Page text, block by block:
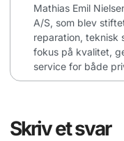
Mathias Emil
A/S, som blev
reparation, teknisk
fokus på kvalitet,
service for både
Skriv et svar